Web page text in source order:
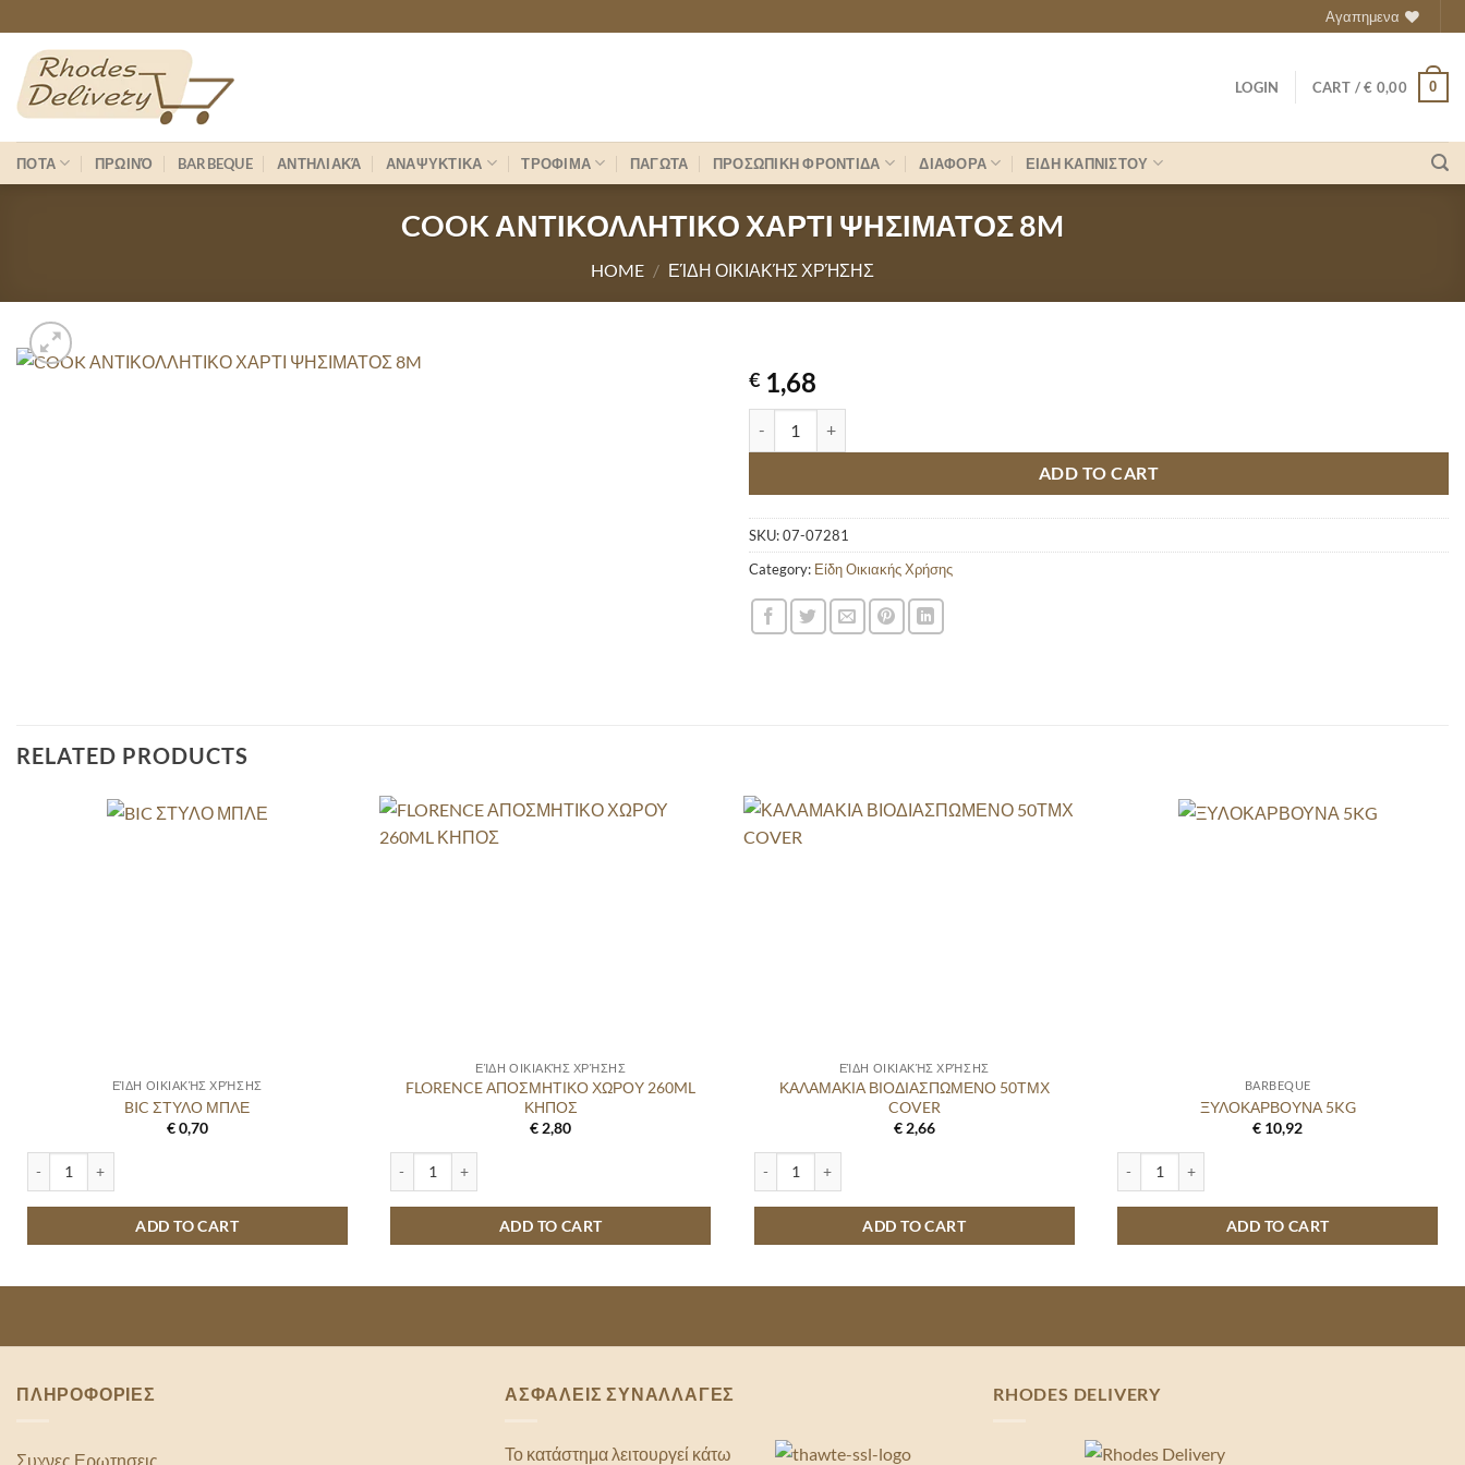
to
content
Αγαπημενα
LOGIN CART /€ 0,00 0
ΠΟΤΑ ΠΡΩΙΝΌ BARBEQUE ΑΝΤΗΛΙΑΚΆ ΑΝΑΨΥΚΤΙΚΑ ΤΡΟΦΙΜΑ ΠΑΓΩΤΑ ΠΡΟΣΩΠΙΚΗ ΦΡΟΝΤΙΔΑ ΔΙΑΦΟΡΑ ΕΙΔΗ ΚΑΠΝΙΣΤΟΥ
COOK ΑΝΤΙΚΟΛΛΗΤΙΚΟ ΧΑΡΤΙ ΨΗΣΙΜΑΤΟΣ 8M
HOME / ΕΊΔΗ ΟΙΚΙΑΚΉΣ ΧΡΉΣΗΣ
€ 1,68
ADD TO CART
SKU:07-07281
Category: Είδη Οικιακής Χρήσης
RELATED PRODUCTS
ΕΊΔΗ ΟΙΚΙΑΚΉΣ ΧΡΉΣΗΣ
BIC ΣΤΥΛΟ ΜΠΛΕ
€0,70
ADD TO CART
ΕΊΔΗ ΟΙΚΙΑΚΉΣ ΧΡΉΣΗΣ
FLORENCE ΑΠΟΣΜΗΤΙΚΟ ΧΩΡΟΥ 260ML
ΚΗΠΟΣ
€ 2,80
ADD TO CART
ΕΊΔΗ ΟΙΚΙΑΚΉΣ ΧΡΉΣΗΣ
ΚΑΛΑΜΑΚΙΑ ΒΙΟΔΙΑΣΠΩΜΕΝΟ 50ΤΜΧ
COVER
€2,66
ADD TO CART
BARBEQUE
ΞΥΛΟΚΑΡΒΟΥΝΑ 5KG
€ 10,92
ADD TO CART
ΠΛΗΡΟΦΟΡΙΕΣ
Συχνες Ερωτησεις
ΑΣΦΑΛΕΙΣ ΣΥΝΑΛΛΑΓΕΣ
Το κατάστημα λειτουργεί κάτω
RHODES DELIVERY